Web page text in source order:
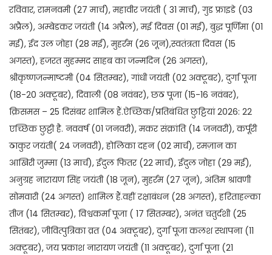
रविवार, रामनवमी (27 मार्च), महावीर जयंती ( 31 मार्च), गुड फ्राइडे (03
अप्रैल), अम्बेडकर जयंती (14 अप्रैल), मई दिवस (01 मई), बुद्ध पूर्णिमा (01
मई), ईद उल जोहा (28 मई), मुहर्रम (26 जून),स्वतंत्रता दिवस (15
अगस्त), हजरत मुहम्मद साहब का जन्मदिन (26 अगस्त),
श्रीकृष्णजन्माष्टमी (04 सितम्बर), गांधी जयंती (02 अक्टूबर), दुर्गा पूजा
(18-20 अक्टूबर), दिवाली (08 नवंबर), छठ पूजा (15-16 नवंबर),
क्रिसमस – 25 दिसंबर शामिल हैं.ऐच्छिक/प्रतिबंधित छुट्टियां 2026: 22
एच्छिक छुट्टी है. नववर्ष (01 जनवरी), मकर संक्रांति (14 जनवरी), कर्पूरी
ठाकुर जयंती( 24 जनवरी), होलिका दहन (02 मार्च), रमज़ान का
आखिरी जुम्मा (13 मार्च), ईदुल फितर (22 मार्च), ईदुल जोहा (29 मई),
अनुग्रह नारायण सिंह जयंती (18 जून), मुहर्रम (27 जून), अंतिम श्रावणी
सोमवारी (24 अगस्त) शामिल हैं.वहीं रक्षाबंधन (28 अगस्त), हरिताहल्का
तीज (14 सितम्बर), विश्वकर्मा पूजा ( 17 सितम्बर), अनंत चतुर्दशी (25
सितंबर), जीवित्पुत्रिका व्रत (04 अक्टूबर), दुर्गा पूजा कलश स्थापना (11
अक्टूबर), जय प्रकाश नारायण जयंती (11 अक्टूबर), दुर्गा पूजा (21